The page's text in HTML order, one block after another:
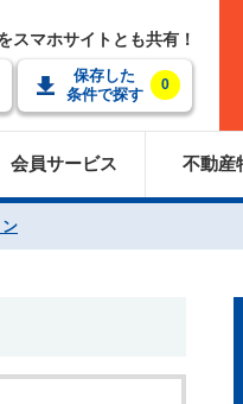
スマホサイトとも共有！
保存した
条件で探す
0
会員サービス 不動産